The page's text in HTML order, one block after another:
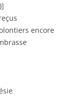
encore